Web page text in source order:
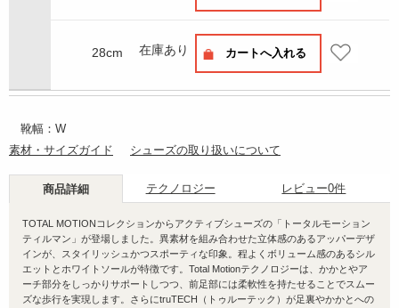
28cm 在庫あり カートへ入れる
靴幅：W
素材・サイズガイド
シューズの取り扱いについて
商品詳細 テクノロジー レビュー0件
TOTAL MOTIONコレクションからアクティブシューズの「トータルモーション
ティルマン」が登場しました。異素材を組み合わせた立体感のあるアッパーデザ
インが、スタイリッシュかつスポーティな印象。程よくボリューム感のあるシル
エットとホワイトソールが特徴です。Total Motionテクノロジーは、かかとやア
ーチ部分をしっかりサポートしつつ、前足部には柔軟性を持たせることでスムー
ズな歩行を実現します。さらにtruTECH（トゥルーテック）が足裏やかかとへの